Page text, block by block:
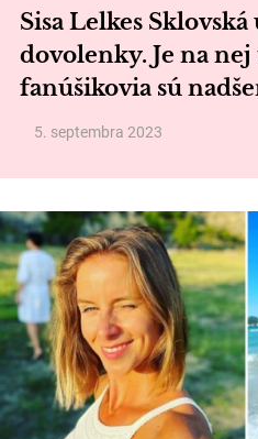
Sisa Lelkes
dovolenky. Je na
fanúšikovia sú
5. septembra 2023